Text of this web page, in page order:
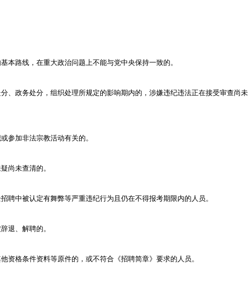
路线，在重大政治问题上不能与党中央保持一致的。
政务处分，组织处理所规定的影响期内的，涉嫌违纪违法正在接受审查尚未
加非法宗教活动有关的。
尚未查清的。
中被认定有舞弊等严重违纪行为且仍在不得报考期限内的人员。
退、解聘的。
格条件资料等原件的，或不符合《招聘简章》要求的人员。